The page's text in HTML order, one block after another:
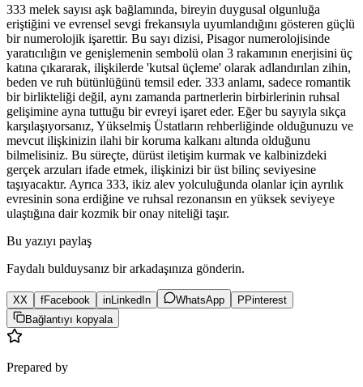
333 melek sayısı aşk bağlamında, bireyin duygusal olgunluğa
eriştiğini ve evrensel sevgi frekansıyla uyumlandığını gösteren güçlü
bir numerolojik işarettir. Bu sayı dizisi, Pisagor numerolojisinde
yaratıcılığın ve genişlemenin sembolü olan 3 rakamının enerjisini üç
katına çıkararak, ilişkilerde 'kutsal üçleme' olarak adlandırılan zihin,
beden ve ruh bütünlüğünü temsil eder. 333 anlamı, sadece romantik
bir birlikteliği değil, aynı zamanda partnerlerin birbirlerinin ruhsal
gelişimine ayna tuttuğu bir evreyi işaret eder. Eğer bu sayıyla sıkça
karşılaşıyorsanız, Yükselmiş Üstatların rehberliğinde olduğunuzu ve
mevcut ilişkinizin ilahi bir koruma kalkanı altında olduğunu
bilmelisiniz. Bu süreçte, dürüst iletişim kurmak ve kalbinizdeki
gerçek arzuları ifade etmek, ilişkinizi bir üst bilinç seviyesine
taşıyacaktır. Ayrıca 333, ikiz alev yolculuğunda olanlar için ayrılık
evresinin sona erdiğine ve ruhsal rezonansın en yüksek seviyeye
ulaştığına dair kozmik bir onay niteliği taşır.
Bu yazıyı paylaş
Faydalı bulduysanız bir arkadaşınıza gönderin.
XX fFacebook inLinkedIn WhatsApp P Pinterest
Bağlantıyı kopyala
Prepared by